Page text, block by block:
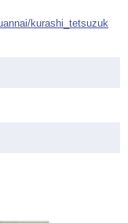
kurashi_tetsuzuk